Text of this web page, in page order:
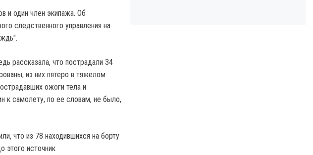
и один член экипажа. Об
следственного управления на
рассказала, что пострадали 34
из них пятеро в тяжелом
ожоги тела и
к самолету, по ее словам, не было,
что из 78 находившихся на борту
этого источник